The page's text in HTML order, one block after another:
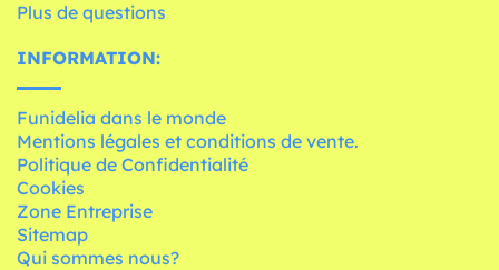
Plus de questions
INFORMATION:
Funidelia dans le monde
Mentions légales et conditions de vente.
Politique de Confidentialité
Cookies
Zone Entreprise
Sitemap
Qui sommes nous?